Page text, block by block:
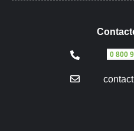
0 800